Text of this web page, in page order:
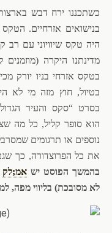
כשתכננו ירח דבש
בנישואים אזרחיים.
היה טקס שיוויוני עם רב
מדינתנו היקרה
בטקס אזרחי בניו יורק
בטיול, חוץ מזה מי לא
בסרט “סקס והעיר
הוא סופר קליל, כל מה
נוספים או תרגומים
את כל הפרוצדורה, כך
בהמשך הפוסט יש אמ;לק
לא מסובכת) בליווי מפה,